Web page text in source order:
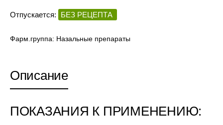
Отпускается: БЕЗ РЕЦЕПТА
Фарм.группа: Назальные препараты
Описание
ПОКАЗАНИЯ К ПРИМЕНЕНИЮ: